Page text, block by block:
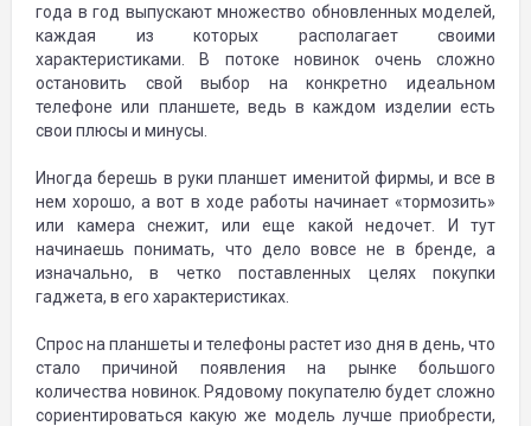
года в год выпускают множество обновленных моделей,
каждая из которых располагает своими
характеристиками. В потоке новинок очень сложно
остановить свой выбор на конкретно идеальном
телефоне или планшете, ведь в каждом изделии есть
свои плюсы и минусы.
Иногда берешь в руки планшет именитой фирмы, и все в
нем хорошо, а вот в ходе работы начинает «тормозить»
или камера снежит, или еще какой недочет. И тут
начинаешь понимать, что дело вовсе не в бренде, а
изначально, в четко поставленных целях покупки
гаджета, в его характеристиках.
Спрос на планшеты и телефоны растет изо дня в день, что
стало причиной появления на рынке большого
количества новинок. Рядовому покупателю будет сложно
сориентироваться какую же модель лучше приобрести,